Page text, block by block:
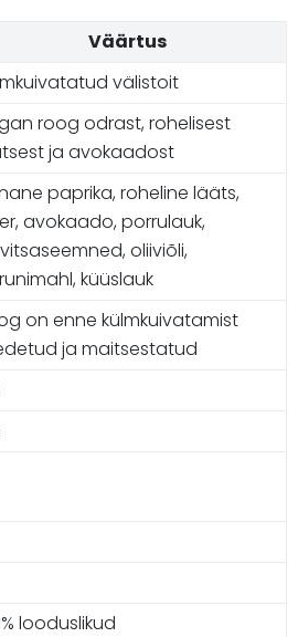
Väärtus
välistoit
roog odrast, rohelisest
ja avokaadost
paprika, roheline lääts,
avokaado, porrulauk,
oliiviõli,
küüslauk
on enne külmkuivatamist
ja maitsestatud
looduslikud